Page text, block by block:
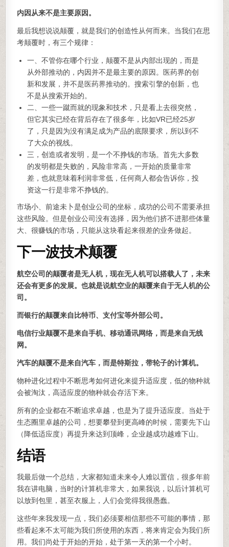
内因从来不是主要原因。
最后我想说说颠覆，就是我们的创造性从何而来。当我们在思
考颠覆时，有三个规律：
一、不管你在哪个行业，颠覆不是从内部出现的，而是
从外部推动的，内因并不是最主要的原因。医药界的创
新和发展，并不是医药界推动的。搜索引擎的创新，也
不是从搜索开始的。
二、一些一蹴而就的现象和技术，只是看上去很突然，
但它其实已经在背后存在了很多年，比如VR已经25岁
了，只是因为没有满足成为产品的底限要求，所以到不
了大众的视线。
三，创造或者发明，是一个不挣钱的市场。首先大多数
的发明都是失败的，风险非常高，一开始的质量非常
差，也就意味着利润非常低，任何商人都会告诉你，投
资这一行是非常不挣钱的。
市场小、前途未卜是创业公司的坐标，成功的公司不需要承担
这些风险。但是创业公司没有选择，因为他们挤不进那些体量
大、很赚钱的市场，只能从这块看起来很差的业务做起。
下一波技术颠覆
航空公司的颠覆者是无人机，现在无人机可以搭载人了，未来
还会有更多的发展。也就是说航空业的颠覆来自于无人机的公
司。
而银行的颠覆来自比特币、支付宝等外部公司。
电信行业颠覆不是来自手机、移动通讯网络，而是来自无线
网。
汽车的颠覆不是来自汽车，而是特斯拉，带轮子的计算机。
物种进化过程中不断思考如何进化来提升适应度，低的物种就
会被淘汰，高适应度的物种就会存活下来。
所有的企业都在不断追求卓越，也是为了提升适应度。当处于
生态圈里卓越的公司，想要攀登到更高峰的时候，需要先下山
（降低适应度）再提升来达到顶峰，企业越成功越难下山。
结语
我最后做一个总结，大家都知道未来令人难以置信，很多年前
我在讲电脑，当时的计算机非常大，如果我说，以后计算机可
以放到包里，甚至衣服上，人们会觉得我很愚蠢。
这些年来我发现一点，我们必须要相信那些不可能的事情，那
些看起来不太可能为我们所使用的东西，将来肯定会为我们所
用。我们尚处于开始的开始，处于第一天的第一个小时。